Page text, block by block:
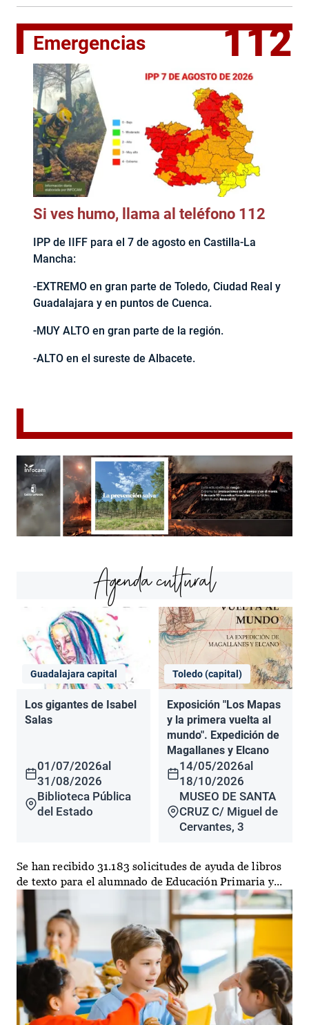
Emergencias 112
Si ves humo, llama al teléfono 112
IPP de IIFF para el 7 de agosto en Castilla-La
Mancha:
-EXTREMO en gran parte de Toledo, Ciudad Real y
Guadalajara y en puntos de Cuenca.
-MUY ALTO en gran parte de la región.
-ALTO en el sureste de Albacete.
Agenda cultural
Guadalajara capital
Los gigantes de Isabel
Salas
01/07/2026al
31/08/2026
Biblioteca Pública
del Estado
Toledo (capital)
Exposición "Los Mapas
y la primera vuelta al
mundo". Expedición de
Magallanes y Elcano
14/05/2026al
18/10/2026
MUSEO DE SANTA
CRUZ C/ Miguel de
Cervantes, 3
Se han recibido 31.183 solicitudes de ayuda de libros
de texto para el alumnado de Educación Primaria y...